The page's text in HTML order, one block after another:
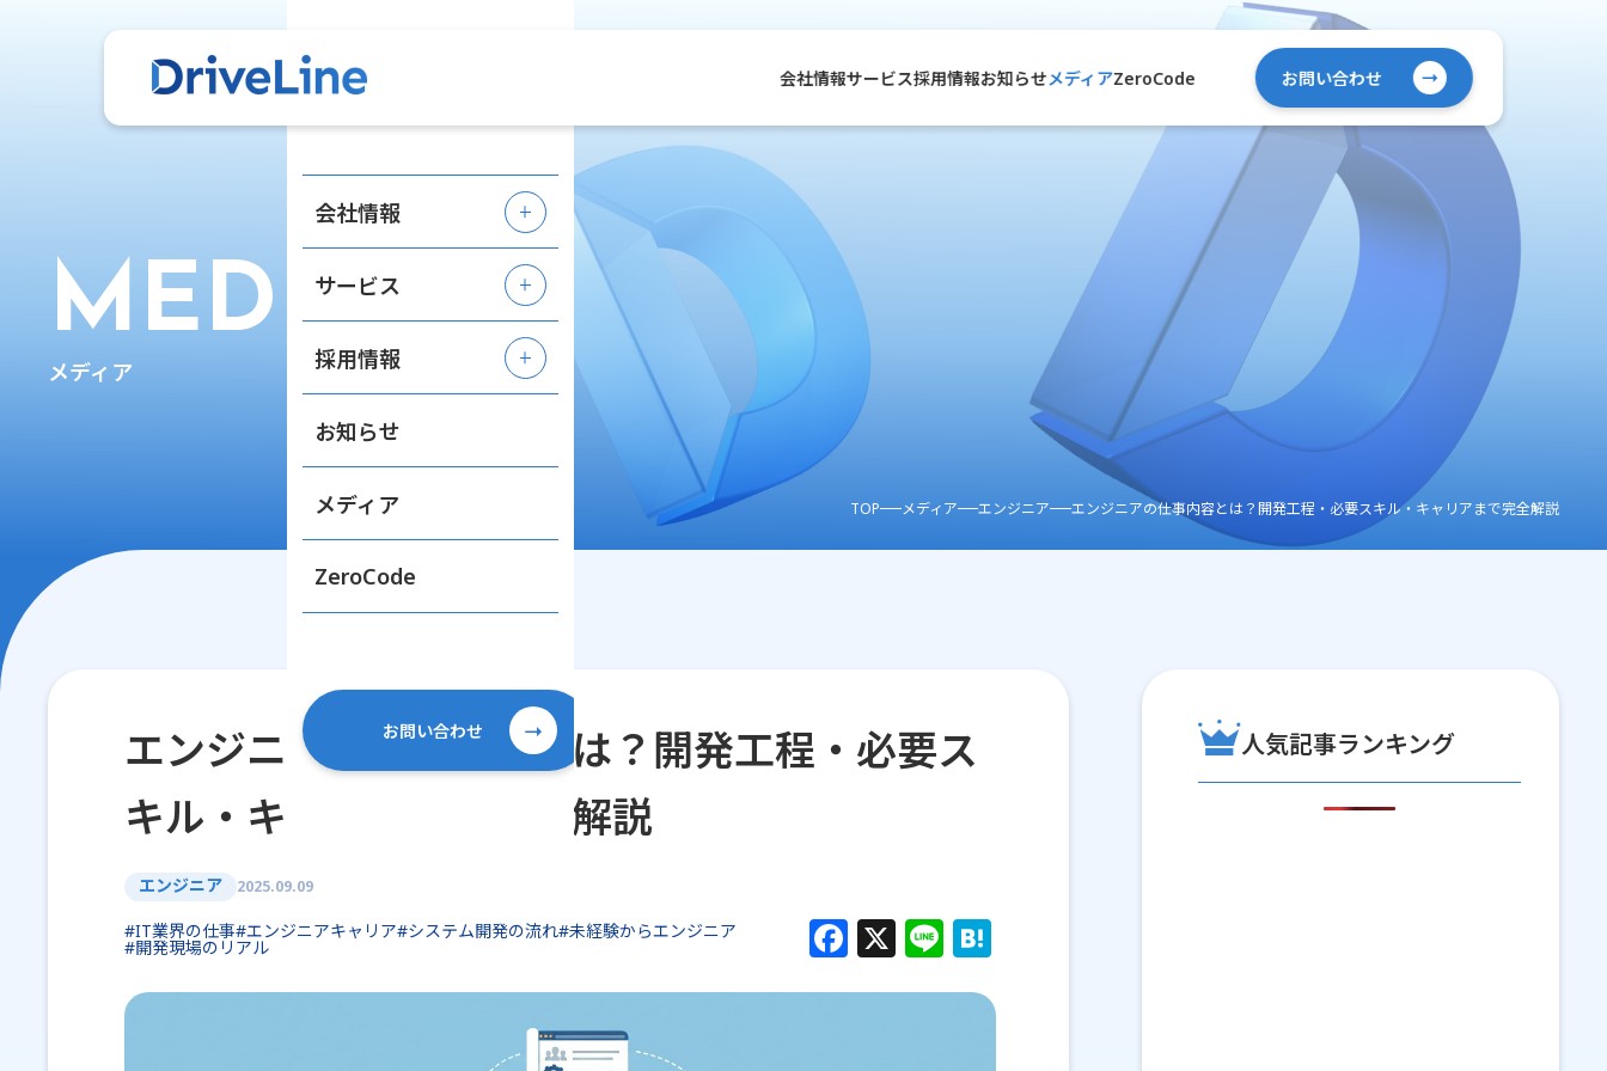
会社情報サービス採用情報お知らせメディアZeroCode お問い合わせ
会社情報
サービス
採用情報
お知らせ
メディア
ZeroCode
お問い合わせ
MEDIA
メディア
TOP メディア エンジニア エンジニアの仕事内容とは？開発工程・必要スキル・キャリアまで完全解説
エンジニアの仕事内容とは？開発工程・必要ス
キル・キャリアまで完全解説
エンジニア 2025.09.09
#IT業界の仕事#エンジニアキャリア#システム開発の流れ#未経験からエンジニア
#開発現場のリアル F X Li H
e
人気記事ランキング